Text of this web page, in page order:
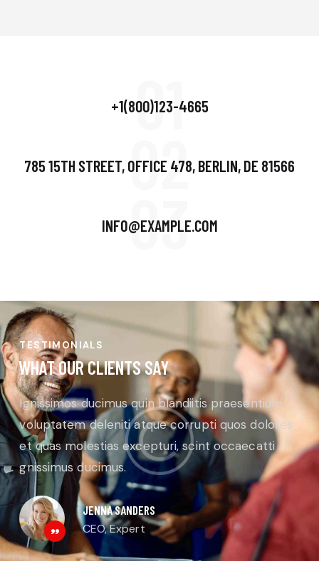
01
+1(800)123-4665
02
785 15TH STREET, OFFICE 478, BERLIN, DE 81566
03
INFO@EXAMPLE.COM
TESTIMONIALS
WHAT OUR CLIENTS SAY
Ignissimos ducimus quin blandiitis praesentium
voluptatem deleniti atque corrupti quos dolores
et quas molestias excepturi, scint occaecatti
gnissimus ducimus.
JENNA SANDERS
CEO, Expert